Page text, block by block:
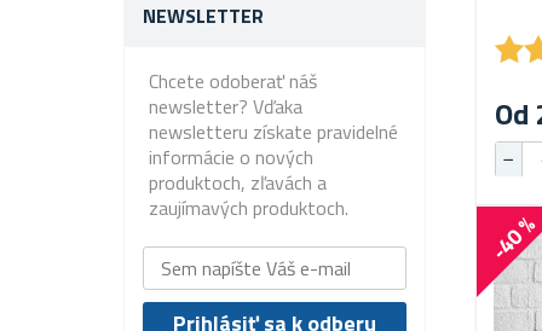
NEWSLETTER
Chcete odoberať náš
newsletter? Vďaka
newsletteru získate pravidelné
informácie o nových
produktoch, zľavách a
zaujímavých produktoch.
★
★
Od
-40 %